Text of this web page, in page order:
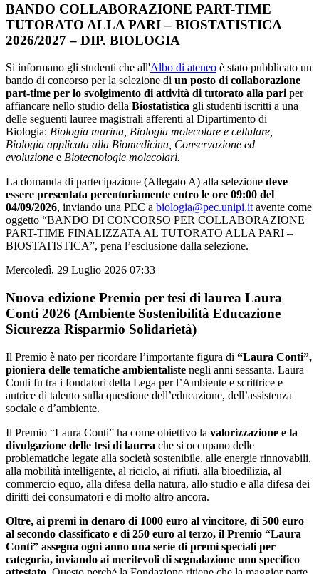
BANDO COLLABORAZIONE PART-TIME
TUTORATO ALLA PARI – BIOSTATISTICA
2026/2027 – DIP. BIOLOGIA
Si informano gli studenti che all'Albo di ateneo è stato pubblicato un
bando di concorso per la selezione di un posto di collaborazione
part-time per lo svolgimento di attività di tutorato alla pari per
affiancare nello studio della Biostatistica gli studenti iscritti a una
delle seguenti lauree magistrali afferenti al Dipartimento di
Biologia: Biologia marina, Biologia molecolare e cellulare,
Biologia applicata alla Biomedicina, Conservazione ed
evoluzione e Biotecnologie molecolari.
La domanda di partecipazione (Allegato A) alla selezione deve
essere presentata perentoriamente entro le ore 09:00 del
04/09/2026, inviando una PEC a biologia@pec.unipi.it avente come
oggetto “BANDO DI CONCORSO PER COLLABORAZIONE
PART-TIME FINALIZZATA AL TUTORATO ALLA PARI –
BIOSTATISTICA”, pena l’esclusione dalla selezione.
Mercoledì, 29 Luglio 2026 07:33
Nuova edizione Premio per tesi di laurea Laura
Conti 2026 (Ambiente Sostenibilità Educazione
Sicurezza Risparmio Solidarietà)
Il Premio è nato per ricordare l’importante figura di “Laura Conti”,
pioniera delle tematiche ambientaliste negli anni sessanta. Laura
Conti fu tra i fondatori della Lega per l’Ambiente e scrittrice e
autrice di talento sulla questione dell’educazione, dell’assistenza
sociale e d’ambiente.
Il Premio “Laura Conti” ha come obiettivo la valorizzazione e la
divulgazione delle tesi di laurea che si occupano delle
problematiche legate alla società sostenibile, alle energie rinnovabili,
alla mobilità intelligente, al riciclo, ai rifiuti, alla bioedilizia, al
commercio equo, alla difesa della natura, allo studio e alla difesa dei
diritti dei consumatori e di molto altro ancora.
Oltre, ai premi in denaro di 1000 euro al vincitore, di 500 euro
al secondo classificato e di 250 euro al terzo, il Premio “Laura
Conti” assegna ogni anno una serie di premi speciali per
categoria, inviando ai meritevoli di segnalazione uno specifico